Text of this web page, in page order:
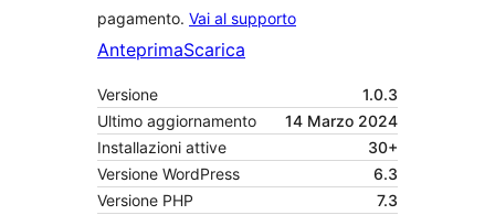
pagamento. Vai al supporto
AnteprimaScarica
Versione
1.0.3
Ultimo aggiornamento
14 Marzo 2024
Installazioni attive
30+
Versione WordPress
6.3
Versione PHP
7.3